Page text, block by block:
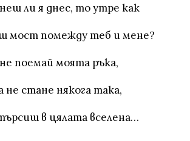
ли я днес, то утре как
мост помежду теб и мене?
поемай моята ръка,
не стане някога така,
в цялата вселена…